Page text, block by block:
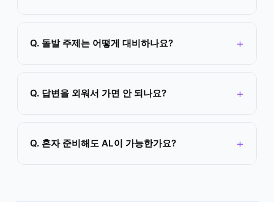
Q. 돌발 주제는 어떻게 대비하나요?
Q. 답변을 외워서 가면 안 되나요?
Q. 혼자 준비해도 AL이 가능한가요?